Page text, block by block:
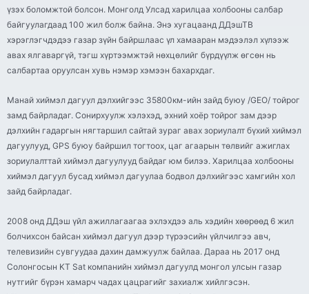
үзэх боломжтой болсон. Монголд Улсад харилцаа холбооны салбар
байгуулагдаад 100 жил болж байна. Энэ хугацаанд ДДэшТВ
хэрэглэгчдэдээ газар зүйн байршлаас үл хамааран мэдээлэл хүлээж
авах ялгаваргүй, тэгш хүртээмжтэй нөхцөлийг бүрдүүлж өгсөн нь
салбартаа оруулсан хувь нэмэр хэмээн бахархдаг.
Манай хиймэл дагуул дэлхийгээс 35800км-ийн зайд буюу /GEO/ тойрог
замд байрладаг. Сонирхуулж хэлэхэд, эхний хоёр тойрог зам дээр
дэлхийн гадаргын нягтаршил сайтай зураг авах зориулалт бүхий хиймэл
дагуулууд, GPS буюу байршил тогтоох, цаг агаарын төлвийг ажиглах
зориулалттай хиймэл дагуулууд байдаг юм билээ. Харилцаа холбооны
хиймэл дагуул бусад хиймэл дагуулаа бодвол дэлхийгээс хамгийн хол
зайд байрладаг.
2008 онд ДДэш үйл ажиллагаагаа эхлэхдээ аль хэдийн хөөрөөд 6 жил
болчихсон байсан хиймэл дагуул дээр түрээсийн үйлчилгээ авч,
телевизийн сувгуудаа дахин дамжуулж байлаа. Дараа нь 2017 онд
Солонгосын KT Sat компанийн хиймэл дагуулд монгол улсын газар
нутгийг бүрэн хамарч чадах цацрагийг захиалж хийлгэсэн.